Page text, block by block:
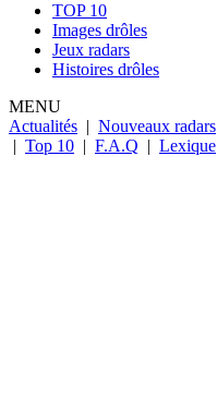
TOP 10
Images drôles
Jeux radars
Histoires drôles
MENU
Actualités | Nouveaux radars
| Top 10 | F.A.Q | Lexique